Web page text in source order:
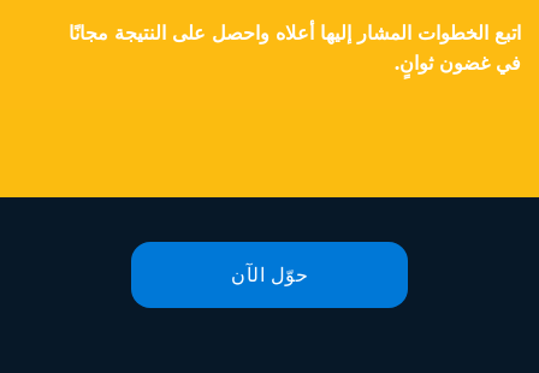
اتبع الخطوات المشار إليها أعلاه واحصل على النتيجة مجانًا
في غضون ثوانٍ.
حوّل الآن